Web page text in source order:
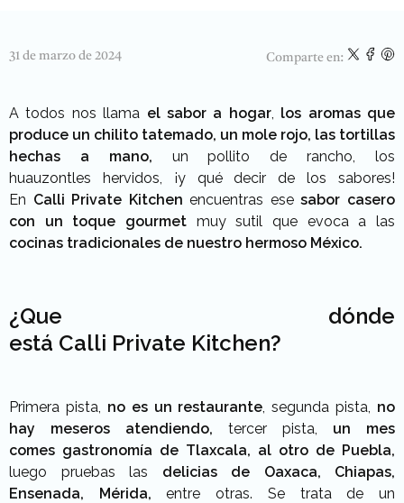
31 de marzo de 2024 Comparte en:
A todos nos llama el sabor a hogar, los aromas que
produce un chilito tatemado, un mole rojo, las tortillas
hechas a mano, un pollito de rancho, los
huauzontles
hervidos, ¡y qué decir de los sabores!
En Calli Private Kitchen encuentras ese sabor casero
con un toque gourmet muy sutil que evoca a las
cocinas tradicionales de nuestro hermoso México.
¿Que dónde
está Calli Private Kitchen?
Primera pista, no es un restaurante segunda pista, no
hay meseros atendiendo, tercer pista, un mes
comes gastronomía de Tlaxcala, al otro de Puebla,
luego pruebas las delicias de Oaxaca,
Chiapas,
Ensenada, Mérida, entre otras. Se trata de un